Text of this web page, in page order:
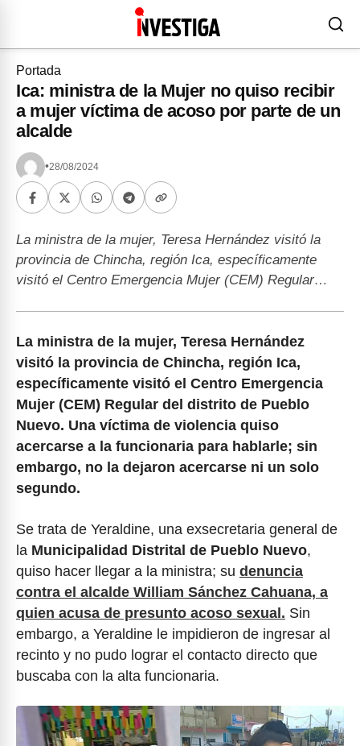
Portada
Ica: ministra de la Mujer no quiso recibir
a mujer víctima de acoso por parte de un
alcalde
•28/08/2024
La ministra de la mujer, Teresa Hernández visitó la
provincia de Chincha, región Ica, específicamente
visitó el Centro Emergencia Mujer (CEM) Regular…
La ministra de la mujer, Teresa Hernández
visitó la provincia de Chincha, región Ica,
específicamente visitó el Centro Emergencia
Mujer (CEM) Regular del distrito de Pueblo
Nuevo. Una víctima de violencia quiso
acercarse a la funcionaria para hablarle; sin
embargo, no la dejaron acercarse ni un solo
segundo.
Se trata de Yeraldine, una exsecretaria general de
la Municipalidad Distrital de Pueblo Nuevo,
quiso hacer llegar a la ministra; su denuncia
contra el alcalde William Sánchez Cahuana, a
quien acusa de presunto acoso sexual. Sin
embargo, a Yeraldine le impidieron de ingresar al
recinto y no pudo lograr el contacto directo que
buscaba con la alta funcionaria.